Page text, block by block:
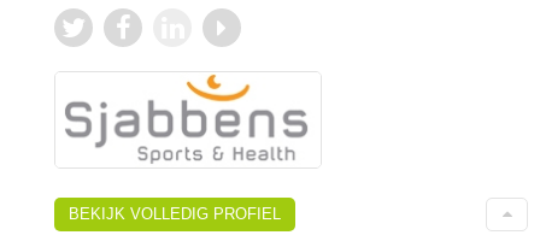
BEKIJK VOLLEDIG PROFIEL